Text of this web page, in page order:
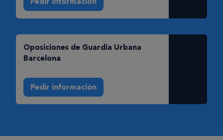
Oposiciones de Guardia Urbana
Barcelona
Pedir información